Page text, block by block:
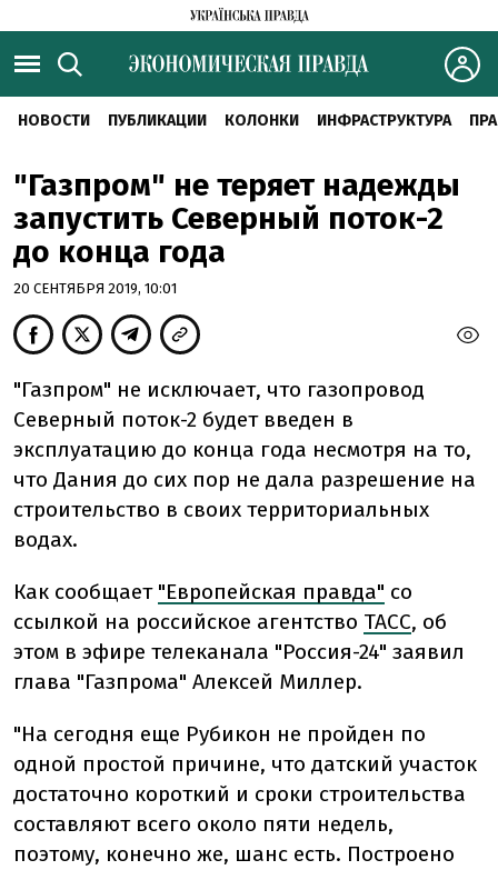
НОВОСТИ ПУБЛИКАЦИИ КОЛОНКИ ИНФРАСТРУКТУРА
"Газпром" не теряет надежды
запустить Северный поток-2
до конца года
20 СЕНТЯБРЯ 2019, 10:01
"Газпром" не исключает, что газопровод
Северный поток-2 будет введен в
эксплуатацию до конца года несмотря на то,
что Дания до сих пор не дала разрешение на
строительство в своих территориальных
водах.
Как сообщает "Европейская правда" со
ссылкой на российское агентство ТАСС, об
этом в эфире телеканала "Россия-24" заявил
глава "Газпрома" Алексей Миллер.
"На сегодня еще Рубикон не пройден по
одной простой причине, что датский участок
достаточно короткий и сроки строительства
составляют всего около пяти недель,
поэтому, конечно же, шанс есть. Построено